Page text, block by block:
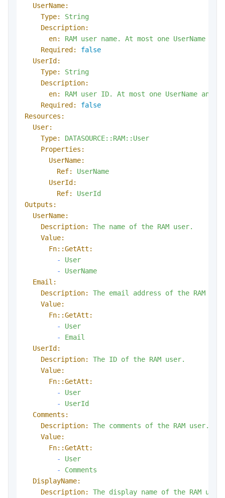
UserName:
Type:
String
Description:
en:
RAM user name. At most one UserName
Required:
false
UserId:
Type:
String
Description:
en:
RAM user ID. At most one UserName and
Required:
false
Resources:
User:
Type:
DATASOURCE::RAM::User
Properties:
UserName:
Ref:
UserName
UserId:
Ref:
UserId
Outputs:
UserName:
Description:
The name of the RAM user.
Value:
Fn::GetAtt:
-
User
-
UserName
Email:
Description:
The email address of the RAM
Value:
Fn::GetAtt:
-
User
-
Email
UserId:
Description:
The ID of the RAM user.
Value:
Fn::GetAtt:
-
User
-
UserId
Comments:
Description:
The comments of the RAM user.
Value:
Fn::GetAtt:
-
User
-
Comments
DisplayName:
Description:
The display name of the RAM user.